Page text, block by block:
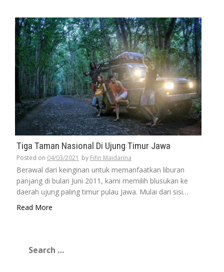
Tiga Taman Nasional Di Ujung Timur Jawa
Posted on 04/03/2021 by Fifin Maidarina
Berawal dari keinginan untuk memanfaatkan liburan
panjang di bulan Juni 2011, kami memilih blusukan ke
daerah ujung paling timur pulau Jawa. Mulai dari sisi…
Read More
for: